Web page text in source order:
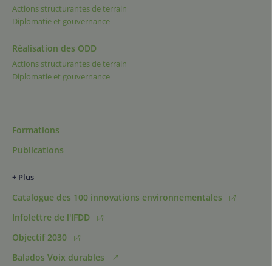
Actions structurantes de terrain
Diplomatie et gouvernance
Réalisation des ODD
Actions structurantes de terrain
Diplomatie et gouvernance
Formations
Publications
+ Plus
Catalogue des 100 innovations environnementales
Infolettre de l'IFDD
Objectif 2030
Balados Voix durables